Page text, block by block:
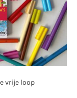
vrije loop